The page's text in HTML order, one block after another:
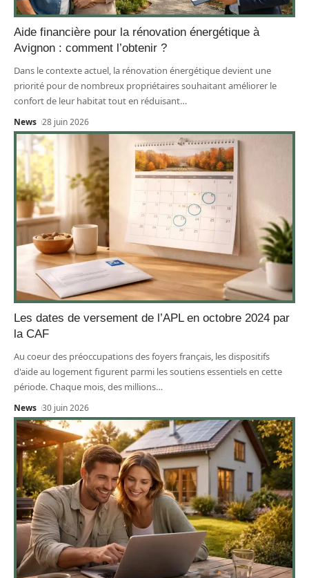
Aide financière pour la rénovation énergétique à
Avignon : comment l’obtenir ?
Dans le contexte actuel, la rénovation énergétique devient une
priorité pour de nombreux propriétaires souhaitant améliorer le
confort de leur habitat tout en réduisant…
News 28 juin 2026
Les dates de versement de l’APL en octobre 2024 par
la CAF
Au coeur des préoccupations des foyers français, les dispositifs
d'aide au logement figurent parmi les soutiens essentiels en cette
période. Chaque mois, des millions…
News 30 juin 2026